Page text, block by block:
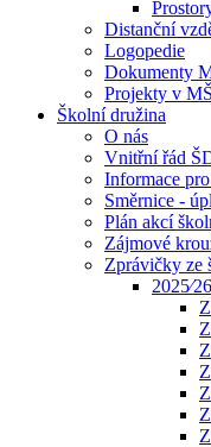
Distanční
Logopedie
Dokumenty
Projekty v MŠ
Školní družina
O nás
Vnitřní řád
Informace
Směrnice -
Plán akcí
Zájmové
Zprávičky ze
2025⁄26